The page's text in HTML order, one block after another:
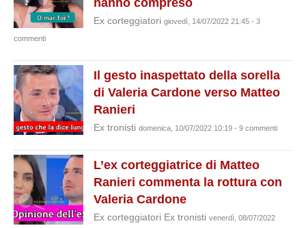
hanno compreso
Ex corteggiatori giovedì, 14/07/2022 21:45 - 3
commenti
Il gesto inaspettato della sorella
di Valeria Cardone verso Matteo
Ranieri
Ex tronisti domenica, 10/07/2022 10:19 - 9 commenti
L’ex corteggiatrice di Matteo
Ranieri commenta la rottura con
Valeria Cardone
Ex corteggiatori Ex tronisti venerdì, 08/07/2022